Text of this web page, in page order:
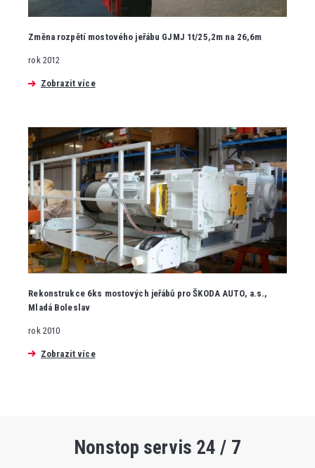
Změna rozpětí mostového jeřábu GJMJ 1t/25,2m na 26,6m
rok 2012
Zobrazit více
Rekonstrukce 6ks mostových jeřábů pro ŠKODA AUTO, a.s.,
Mladá Boleslav
rok 2010
Zobrazit více
Nonstop servis 24 / 7